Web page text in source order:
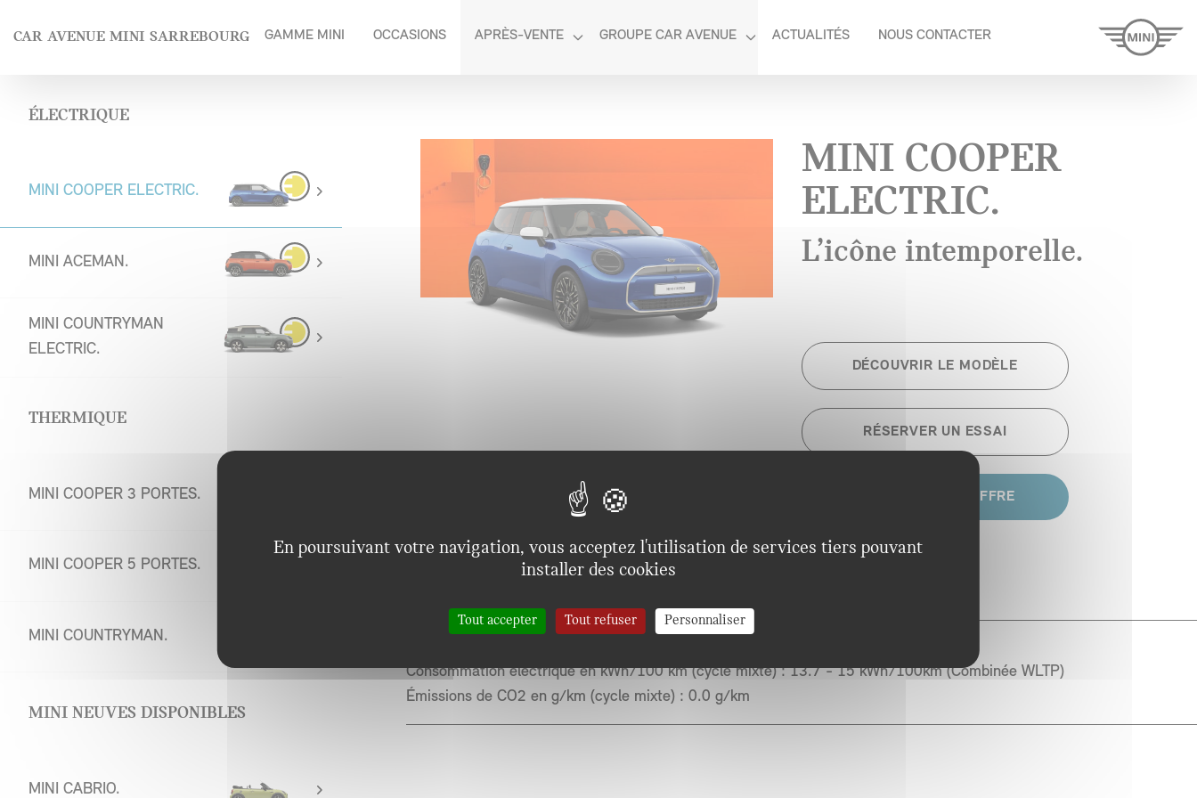
CAR AVENUE MINI SARREBOURG GAMME MINI OCCASIONS APRÈS-VENTE GROUPE CAR AVENUE ACTUALITÉS NOUS CONTACTER
ÉLECTRIQUE
MINI COOPER ELECTRIC.
MINI ACEMAN.
MINI COUNTRYMAN
ELECTRIC.
THERMIQUE
MINI COOPER 3 PORTES.
MINI COOPER 5 PORTES.
MINI COUNTRYMAN.
MINI NEUVES DISPONIBLES
MINI CABRIO.
MINI COOPER
ELECTRIC.
L’icône intemporelle.
DÉCOUVRIR LE MODÈLE
RÉSERVER UN ESSAI
DEMANDER UNE OFFRE
Consommation électrique en kWh/100 km (cycle mixte) :13.7 - 15 kWh/100km (Combinée WLTP)
Émissions de CO2 en g/km (cycle mixte) : 0.0 g/km
En poursuivant votre navigation, vous acceptez l'utilisation de services tiers pouvant
installer des cookies
Tout accepter Tout refuser Personnaliser